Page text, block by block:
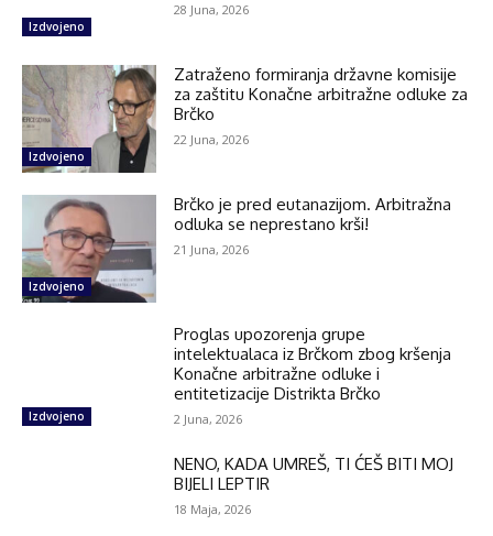
Izdvojeno
28 Juna, 2026
Izdvojeno
Zatraženo formiranja državne komisije
za zaštitu Konačne arbitražne odluke za
Brčko
22 Juna, 2026
Izdvojeno
Brčko je pred eutanazijom. Arbitražna
odluka se neprestano krši!
21 Juna, 2026
Izdvojeno
Proglas upozorenja grupe
intelektualaca iz Brčkom zbog kršenja
Konačne arbitražne odluke i
entitetizacije Distrikta Brčko
2 Juna, 2026
NENO, KADA UMREŠ, TI ĆEŠ BITI MOJ
BIJELI LEPTIR
18 Maja, 2026